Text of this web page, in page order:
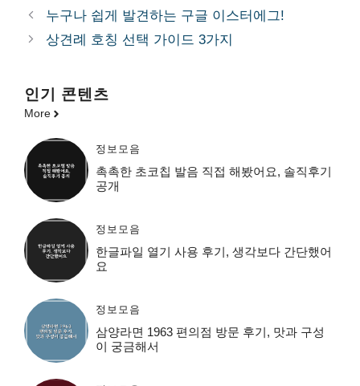
리
그
누구나 쉽게 발견하는 구글 이스터에그!
상견례 호칭 선택 가이드 3가지
인기 콘텐츠
More
정보모음
촉촉한 초코칩 발음 직접 해봤어요, 솔직후기
공개
정보모음
한글파일 열기 사용 후기, 생각보다 간단했어
요
정보모음
삼양라면 1963 편의점 방문 후기, 맛과 구성
이 궁금해서